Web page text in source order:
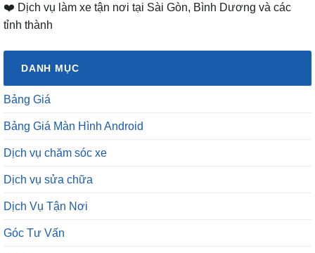
❤️ Dịch vụ làm xe tận nơi tại Sài Gòn, Bình Dương và các
tỉnh thành
DANH MỤC
Bảng Giá
Bảng Giá Màn Hình Android
Dịch vụ chăm sóc xe
Dịch vụ sửa chữa
Dịch Vụ Tận Nơi
Góc Tư Vấn